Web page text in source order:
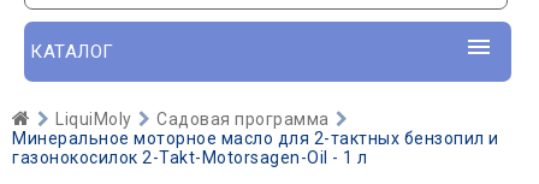
КАТАЛОГ
LiquiMoly
Садовая программа
Минеральное моторное масло для 2-тактных бензопил и
газонокосилок 2-Takt-Motorsagen-Oil - 1 л